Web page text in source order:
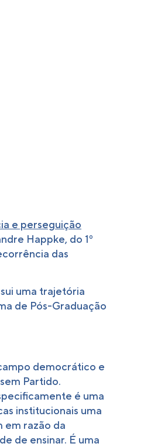
e perseguição
Happke, do 1º
das
uma trajetória
de Pós-Graduação
democrático e
Partido.
é uma
institucionais uma
em razão da
de ensinar. É uma